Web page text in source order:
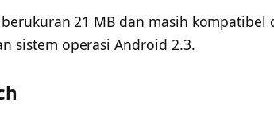
21 MB dan masih kompatibel
sistem operasi Android 2.3.